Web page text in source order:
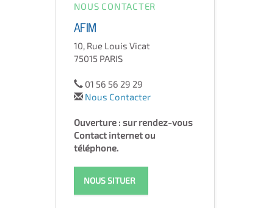
NOUS CONTACTER
AFIM
10, Rue Louis Vicat
75015 PARIS
01 56 56 29 29
Nous Contacter
Ouverture : sur rendez-vous
Contact internet ou
téléphone.
NOUS SITUER